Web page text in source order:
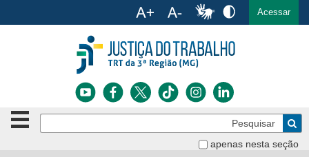
Ir para o menu Ir para a busca Ir para o rodapé
Acessar
apenas nesta seção
Botão
de